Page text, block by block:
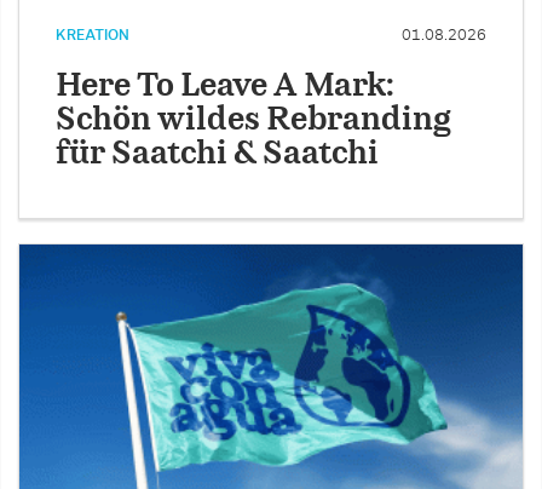
KREATION 01.08.2026
Here To Leave A Mark:
Schön wildes Rebranding
für Saatchi & Saatchi